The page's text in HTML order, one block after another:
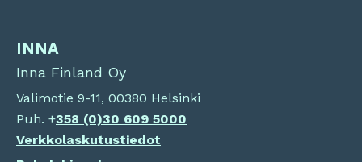
INNA
Inna Finland Oy
Valimotie 9-11, 00380 Helsinki
Puh. +358 (0)30 609 5000
Verkkolaskutustiedot